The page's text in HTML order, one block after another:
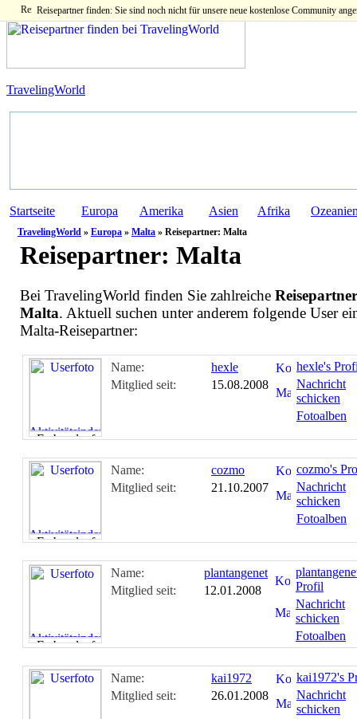
Reisepartner finden: Sie sind noch nicht für unsere neue kostenlose Community
TravelingWorld
Startseite Europa Amerika Asien Afrika
TravelingWorld » Europa » Malta » Reisepartner: Malta
Reisepartner: Malta
Bei TravelingWorld finden Sie zahlreiche
Malta. Aktuell suchen unter anderem folgende User
Malta-Reisepartner:
Name:
hexle
Mitglied seit:
15.08.2008
hexle's
Nachricht
schicken
Fotoalben
Name:
cozmo
Mitglied seit:
21.10.2007
cozmo's
Nachricht
schicken
Fotoalben
Name:
plantangenet
Mitglied seit:
12.01.2008
Profil
Nachricht
schicken
Fotoalben
Name:
kai1972
Mitglied seit:
26.01.2008
kai1972's
Nachricht
schicken